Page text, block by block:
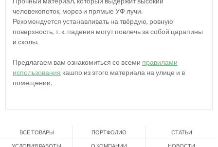
человекопоток, мороз и прямые УФ лучи.
Рекомендуется устанавливать на твёрдую, ровную
поверхность, т. к. падения могут повлечь за собой царапины
и сколы.
Предлагаем вам ознакомиться со всеми правилами
использования кашпо из этого материала на улице и в
помещении.
ВСЕ ТОВАРЫ ПОРТФОЛИО СТАТЬИ
УСЛОВИЯ РАБОТЫ О КОМПАНИИ НОВОСТИ